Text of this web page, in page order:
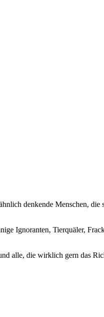
denkende Menschen,
Ignoranten, Tierquäler,
alle, die wirklich gern das